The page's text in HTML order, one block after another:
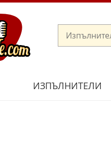
ИЗПЪЛНИТЕЛИ